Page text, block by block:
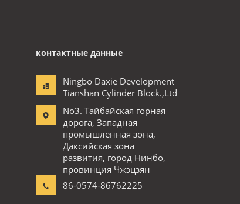
контактные данные
Ningbo Daxie Development
Tianshan Cylinder Block.,Ltd
No3. Тайбайская горная
дорога, Западная
промышленная зона,
Даксийская зона
развития, город Нинбо,
провинция Чжэцзян
86-0574-86762225